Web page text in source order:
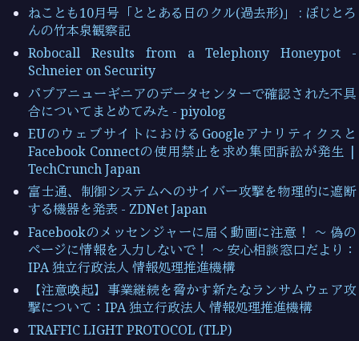
ねことも10月号「ととある日のクル(過去形)」 : ぽじとろ
んの竹本泉観察記
Robocall Results from a Telephony Honeypot -
Schneier on Security
パプアニューギニアのデータセンターで確認された不具
合についてまとめてみた - piyolog
EUのウェブサイトにおけるGoogleアナリティクスと
Facebook Connectの使用禁止を求め集団訴訟が発生 |
TechCrunch Japan
富士通、制御システムへのサイバー攻撃を物理的に遮断
する機器を発表 - ZDNet Japan
Facebookのメッセンジャーに届く動画に注意！ ～ 偽の
ページに情報を入力しないで！ ～ 安心相談窓口だより：
IPA 独立行政法人 情報処理推進機構
【注意喚起】事業継続を脅かす新たなランサムウェア攻
撃について：IPA 独立行政法人 情報処理推進機構
TRAFFIC LIGHT PROTOCOL (TLP)